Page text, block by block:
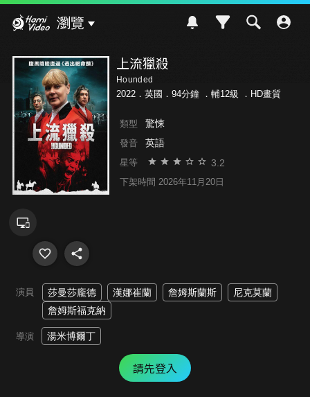
瀏覽
上流獵殺
Hounded
2022．英國．94分鐘 ． 輔12級 ．HD畫質
類型 驚悚
發音 英語
星等 3.2
下架時間 2026年11月20日
演員 莎曼莎龐德 漢娜崔蘭 詹姆斯蘭斯
尼克莫蘭
詹姆斯福克納
導演 湯米博爾丁
請先登入